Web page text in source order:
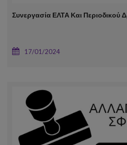
Συνεργασία ΕΛΤΑ Και Περιοδικού
17/01/2024